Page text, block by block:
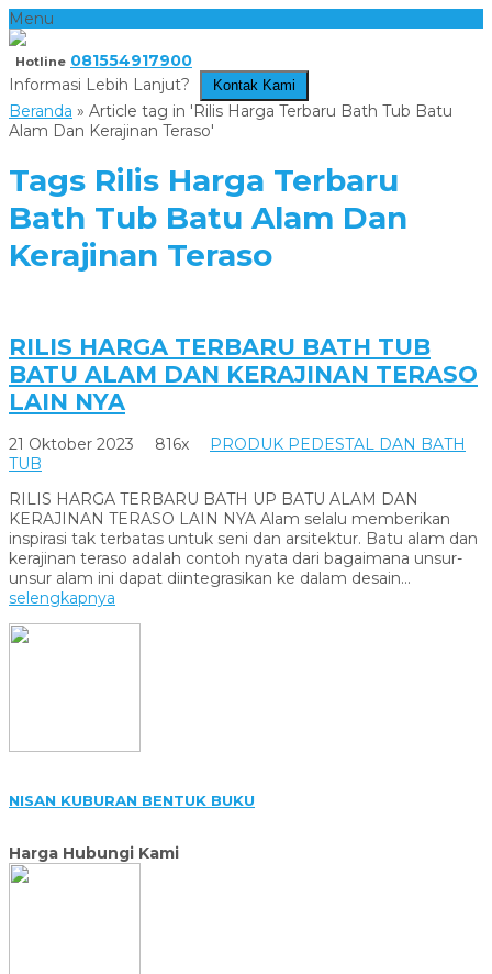
Menu
Hotline 081554917900
Informasi Lebih Lanjut?
Kontak Kami
Beranda » Article tag in 'Rilis Harga Terbaru Bath Tub Batu
Alam Dan Kerajinan Teraso'
Tags Rilis Harga Terbaru
Bath Tub Batu Alam Dan
Kerajinan Teraso
RILIS HARGA TERBARU BATH TUB
BATU ALAM DAN KERAJINAN TERASO
LAIN NYA
21 Oktober 2023 816x
PRODUK PEDESTAL DAN BATH
TUB
RILIS HARGA TERBARU BATH UP BATU ALAM DAN
KERAJINAN TERASO LAIN NYA Alam selalu memberikan
inspirasi tak terbatas untuk seni dan arsitektur. Batu alam dan
kerajinan teraso adalah contoh nyata dari bagaimana unsur-
unsur alam ini dapat diintegrasikan ke dalam desain...
selengkapnya
NISAN KUBURAN BENTUK BUKU
Harga Hubungi Kami